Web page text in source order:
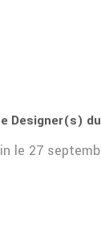
Designer(s)
le 27